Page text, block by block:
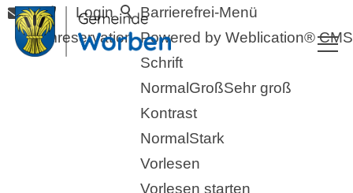
Barrierefrei-Menü
Powered by Weblication® CMS
Schrift
Normal GroßSehr groß
Kontrast
Normal Stark
Vorlesen
Vorlesen starten
Login
Raumreservation